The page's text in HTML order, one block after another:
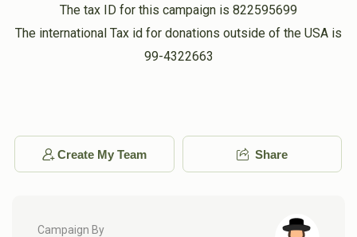
The tax ID for this campaign is 822595699
The international Tax id for donations outside of the USA is
99-4322663
Create My Team Share
Campaign By